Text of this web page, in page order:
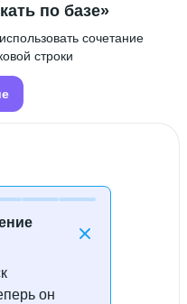
он
по базе»
сочетание
строки
найдены